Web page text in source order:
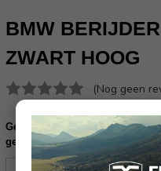
BMW
ZWART HOOG
(Nog geen
Gelieve uw frame nummer in
geschikt is voor uw motor (17